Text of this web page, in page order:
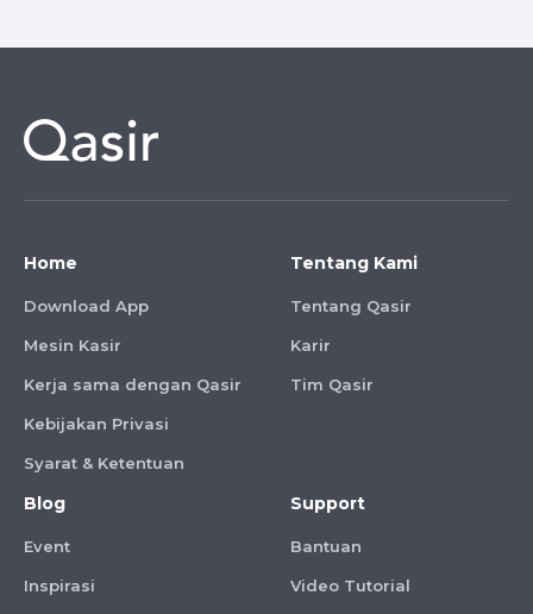
Home
Download App
Mesin Kasir
Kerja sama dengan Qasir
Kebijakan Privasi
Syarat & Ketentuan
Tentang Kami
Tentang Qasir
Karir
Tim Qasir
Blog
Event
Inspirasi
Support
Bantuan
Video Tutorial